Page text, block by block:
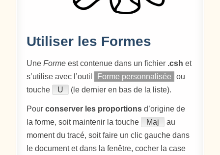
Utiliser les Formes
UneForme est contenue dans un fichier .csh et
s’utilise avec l’outil
Forme personnalisée
ou
touche
U (le dernier en bas de la liste).
Pourconserver les proportions d’origine de
la forme, soit maintenir la touche
Maj
au
moment du tracé, soit faire un clic gauche dans
le document et dans la fenêtre, cocher la case